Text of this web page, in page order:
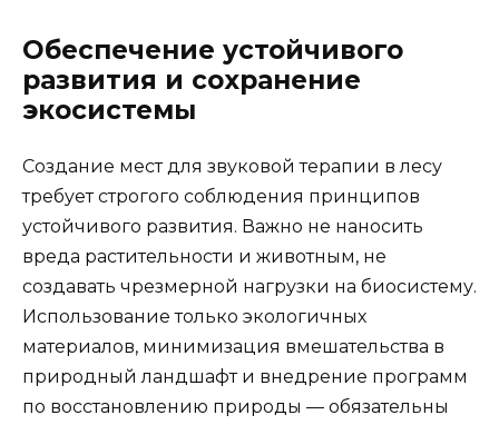
Обеспечение устойчивого
развития и сохранение
экосистемы
Создание мест для звуковой терапии в лесу
требует строгого соблюдения принципов
устойчивого развития. Важно не наносить
вреда растительности и животным, не
создавать чрезмерной нагрузки на биосистему.
Использование только экологичных
материалов, минимизация вмешательства в
природный ландшафт и внедрение программ
по восстановлению природы — обязательны